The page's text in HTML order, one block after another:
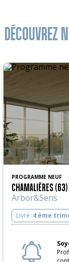
DÉCOUVREZ
PROGRAMME NEUF
CHAMALIÈRES (63)
Arbor&Sens
Livré :4 ème